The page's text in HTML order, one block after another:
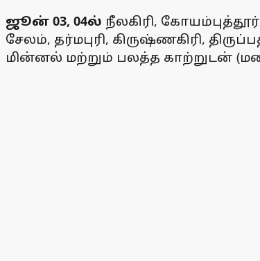
ஜூன் 03, 04ல் நீலகிரி,
சேலம், தர்மபுரி, கிருஷ்ணகிரி,
மின்னல் மற்றும் பலத்த காற்றுடன்